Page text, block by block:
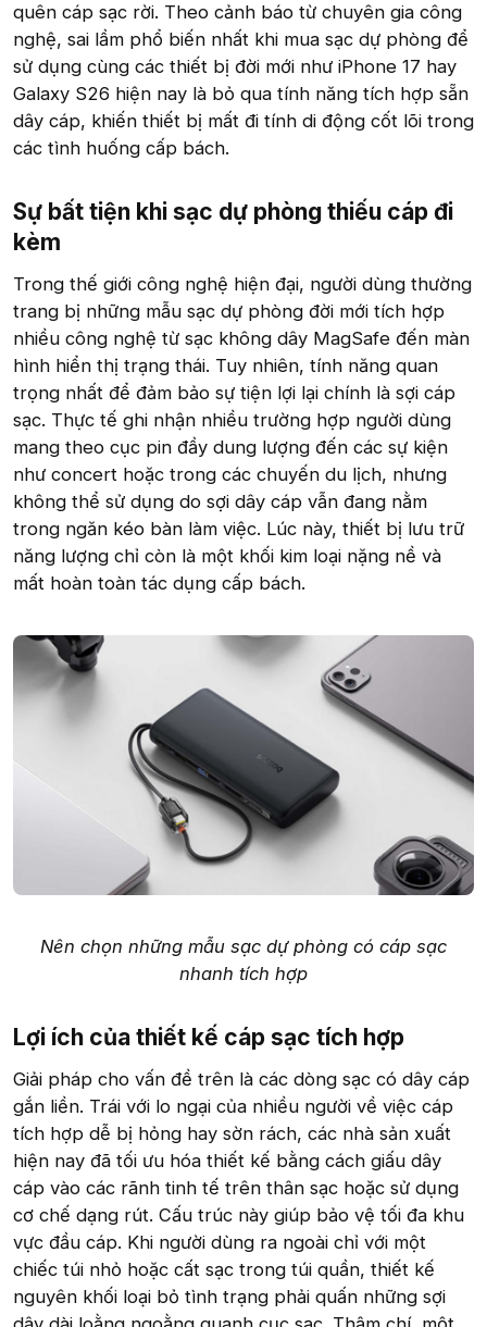
quên cáp sạc rời. Theo cảnh báo từ chuyên gia công
nghệ, sai lầm phổ biến nhất khi mua sạc dự phòng để
sử dụng cùng các thiết bị đời mới như iPhone 17 hay
Galaxy S26 hiện nay là bỏ qua tính năng tích hợp sẵn
dây cáp, khiến thiết bị mất đi tính di động cốt lõi trong
các tình huống cấp bách.
Sự bất tiện khi sạc dự phòng thiếu cáp đi
kèm​
Trong thế giới công nghệ hiện đại, người dùng thường
trang bị những mẫu sạc dự phòng đời mới tích hợp
nhiều công nghệ từ sạc không dây MagSafe đến màn
hình hiển thị trạng thái. Tuy nhiên, tính năng quan
trọng nhất để đảm bảo sự tiện lợi lại chính là sợi cáp
sạc. Thực tế ghi nhận nhiều trường hợp người dùng
mang theo cục pin đầy dung lượng đến các sự kiện
như concert hoặc trong các chuyến du lịch, nhưng
không thể sử dụng do sợi dây cáp vẫn đang nằm
trong ngăn kéo bàn làm việc. Lúc này, thiết bị lưu trữ
năng lượng chỉ còn là một khối kim loại nặng nề và
mất hoàn toàn tác dụng cấp bách.
Nên chọn những mẫu sạc dự phòng có cáp sạc
nhanh tích hợp
Lợi ích của thiết kế cáp sạc tích hợp​
Giải pháp cho vấn đề trên là các dòng sạc có dây cáp
gắn liền. Trái với lo ngại của nhiều người về việc cáp
tích hợp dễ bị hỏng hay sờn rách, các nhà sản xuất
hiện nay đã tối ưu hóa thiết kế bằng cách giấu dây
cáp vào các rãnh tinh tế trên thân sạc hoặc sử dụng
cơ chế dạng rút. Cấu trúc này giúp bảo vệ tối đa khu
vực đầu cáp. Khi người dùng ra ngoài chỉ với một
chiếc túi nhỏ hoặc cất sạc trong túi quần, thiết kế
nguyên khối loại bỏ tình trạng phải quấn những sợi